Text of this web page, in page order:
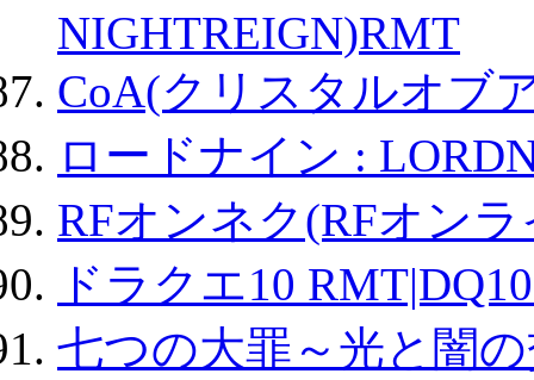
NIGHTREIGN)RMT
CoA(クリスタルオブ
ロードナイン :
RFオンネク(RFオン
ドラクエ10
七つの大罪～光と闇